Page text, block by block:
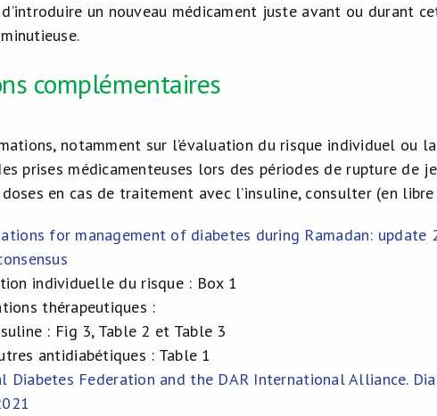
un nouveau médicament juste avant ou durant
complémentaires
notamment sur l’évaluation du risque individuel ou
prises médicamenteuses lors des périodes de rupture de
en cas de traitement avec l’insuline, consulter (en
for management of diabetes during Ramadan:
individuelle du risque : Box 1
thérapeutiques :
: Fig 3, Table 2 et Table 3
antidiabétiques : Table 1
Diabetes Federation and the DAR International Alliance.